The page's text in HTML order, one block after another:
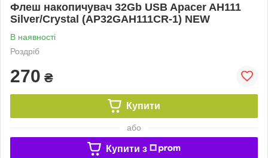
Флеш накопичувач 32Gb USB Apacer AH111
Silver/Crystal (AP32GAH111CR-1) NEW
В наявності
Роздріб
270 ₴
Купити
або
Купити з